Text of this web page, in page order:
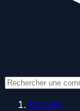
Accueil